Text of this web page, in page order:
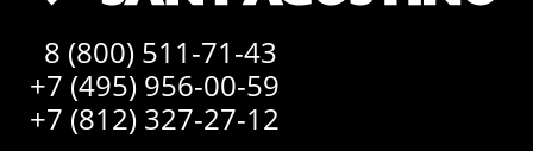
8 (800) 511-71-43
+7 (495) 956-00-59
+7 (812) 327-27-12